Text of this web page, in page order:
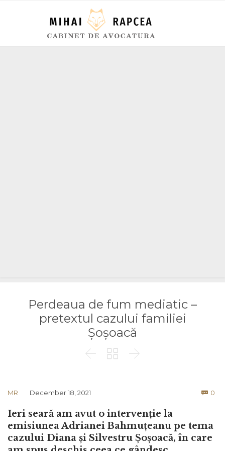
Perdeaua de fum mediatic –
pretextul cazului familiei
Șoșoacă
  
MR December 18, 2021  0
Ieri seară am avut o intervenție la
emisiunea Adrianei Bahmuțeanu pe tema
cazului Diana și Silvestru Șoșoacă, în care